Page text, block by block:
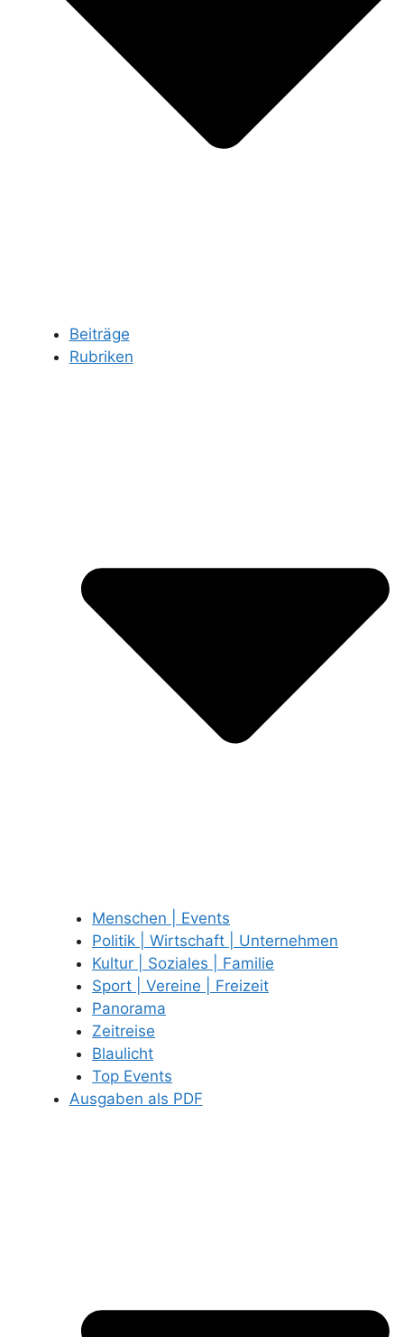
Beiträge
Rubriken
Menschen | Events
Politik | Wirtschaft | Unternehmen
Kultur | Soziales | Familie
Sport | Vereine | Freizeit
Panorama
Zeitreise
Blaulicht
Top Events
Ausgaben als PDF